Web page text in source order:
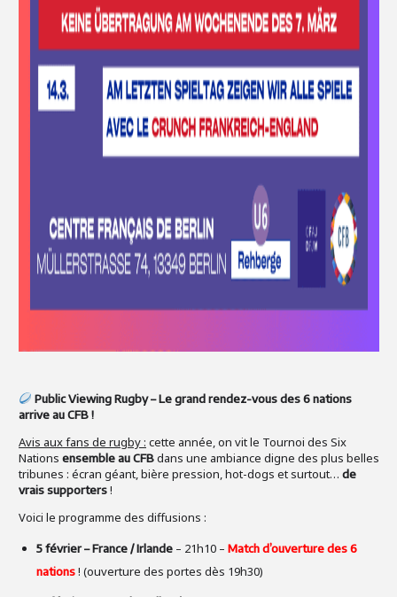
Public Viewing Rugby – Le grand rendez-vous des 6 nations
arrive au CFB !
Avis aux fans de rugby : cette année, on vit le Tournoi des Six
Nations ensemble au CFBdans une ambiance digne des plus belles
tribunes : écran géant, bière pression, hot-dogs et surtout… de
vrais supporters!
Voici le programme des diffusions :
5 février – France / Irlande – 21h10 – Match d’ouverture des 6
nations! (ouverture des portes dès 19h30)